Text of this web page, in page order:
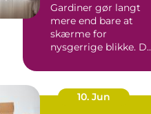
Gardiner gør langt
mere end bare at
skærme for
nysgerrige blikke.
10. Jun